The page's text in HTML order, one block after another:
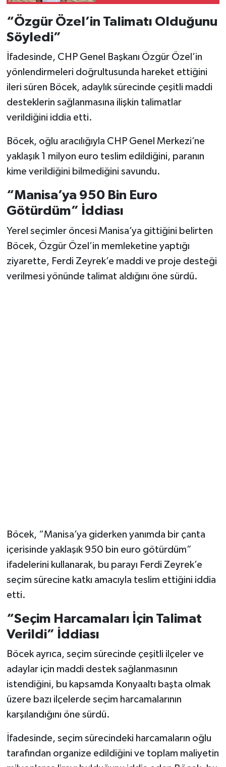
“Özgür Özel’in Talimatı Olduğunu
Söyledi”
İfadesinde, CHP Genel Başkanı Özgür Özel’in
yönlendirmeleri doğrultusunda hareket ettiğini
ileri süren Böcek, adaylık sürecinde çeşitli maddi
desteklerin sağlanmasına ilişkin talimatlar
verildiğini iddia etti.
Böcek, oğlu aracılığıyla CHP Genel Merkezi’ne
yaklaşık 1 milyon euro teslim edildiğini, paranın
kime verildiğini bilmediğini savundu.
“Manisa’ya 950 Bin Euro
Götürdüm” İddiası
Yerel seçimler öncesi Manisa’ya gittiğini belirten
Böcek, Özgür Özel’in memleketine yaptığı
ziyarette, Ferdi Zeyrek’e maddi ve proje desteği
verilmesi yönünde talimat aldığını öne sürdü.
Böcek, “Manisa’ya giderken yanımda bir çanta
içerisinde yaklaşık 950 bin euro götürdüm”
ifadelerini kullanarak, bu parayı Ferdi Zeyrek’e
seçim sürecine katkı amacıyla teslim ettiğini iddia
etti.
“Seçim Harcamaları İçin Talimat
Verildi” İddiası
Böcek ayrıca, seçim sürecinde çeşitli ilçeler ve
adaylar için maddi destek sağlanmasının
istendiğini, bu kapsamda Konyaaltı başta olmak
üzere bazı ilçelerde seçim harcamalarının
karşılandığını öne sürdü.
İfadesinde, seçim sürecindeki harcamaların oğlu
tarafından organize edildiğini ve toplam maliyetin